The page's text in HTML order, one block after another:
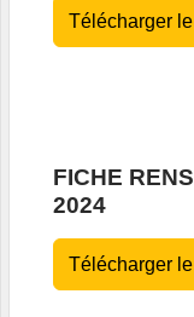
Télécharger
FICHE
2024
Télécharger